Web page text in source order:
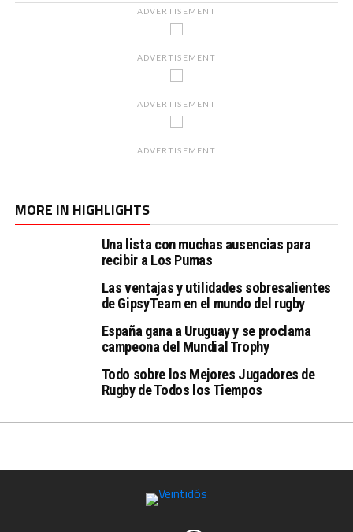
ADVERTISEMENT
ADVERTISEMENT
ADVERTISEMENT
ADVERTISEMENT
MORE IN HIGHLIGHTS
Una lista con muchas ausencias para
recibir a Los Pumas
Las ventajas y utilidades sobresalientes
de GipsyTeam en el mundo del rugby
España gana a Uruguay y se proclama
campeona del Mundial Trophy
Todo sobre los Mejores Jugadores de
Rugby de Todos los Tiempos